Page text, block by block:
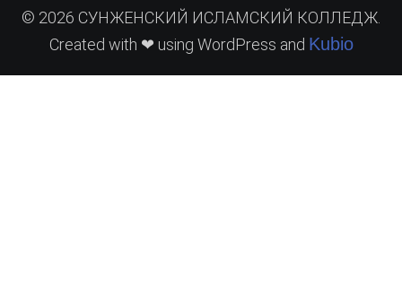
© 2026 СУНЖЕНСКИЙ ИСЛАМСКИЙ КОЛЛЕДЖ.
Created with ❤ using WordPress and Kubio